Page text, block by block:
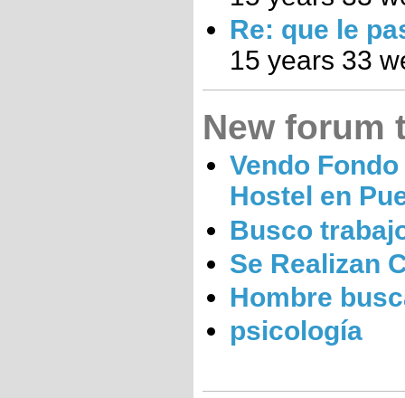
Re: que le
15 years 33
New forum
Vendo
Hostel en
Busco
Se Realizan
Hombre
psicología